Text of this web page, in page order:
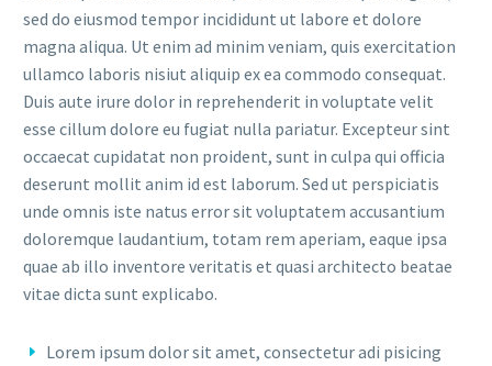
sed do eiusmod tempor incididunt ut labore et dolore
magna aliqua. Ut enim ad minim veniam, quis exercitation
ullamco laboris nisiut aliquip ex ea commodo consequat.
Duis aute irure dolor in reprehenderit in voluptate velit
esse cillum dolore eu fugiat nulla pariatur. Excepteur sint
occaecat cupidatat non proident, sunt in culpa qui officia
deserunt mollit anim id est laborum. Sed ut perspiciatis
unde omnis iste natus error sit voluptatem accusantium
doloremque laudantium, totam rem aperiam, eaque ipsa
quae ab illo inventore veritatis et quasi architecto beatae
vitae dicta sunt explicabo.
Lorem ipsum dolor sit amet, consectetur adi pisicing